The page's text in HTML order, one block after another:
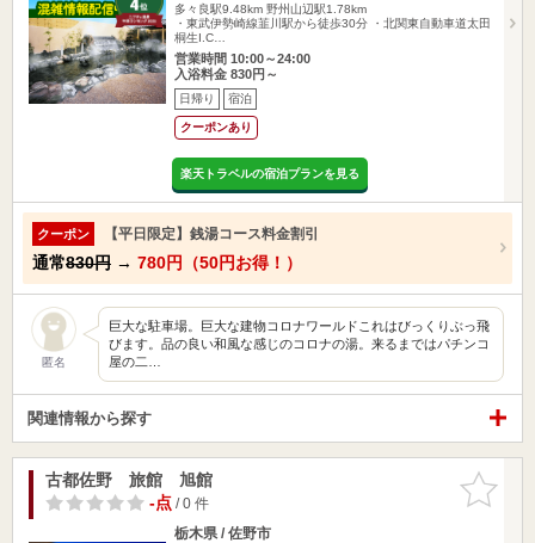
多々良駅9.48km 野州山辺駅1.78km
・東武伊勢崎線韮川駅から徒歩30分 ・北関東自動車道太田
桐生I.C…
営業時間 10:00～24:00
入浴料金 830円～
日帰り 宿泊
クーポンあり
楽天トラベルの宿泊プランを見る
クーポン 【平日限定】銭湯コース料金割引
通常830円 → 780円（50円お得！）
匿名
巨大な駐車場。巨大な建物コロナワールドこれはびっくりぶっ飛
びます。品の良い和風な感じのコロナの湯。来るまではパチンコ
屋の二…
関連情報から探す
お気に入
りに追加
古都佐野 旅館 旭館
-点/ 0 件
栃木県 / 佐野市